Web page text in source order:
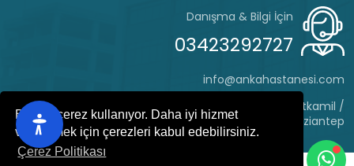
Bu site çerez kullanıyor. Daha iyi hizmet
verebilmek için çerezleri kabul edebilirsiniz.
Çerez Politikası
Danışma & Bilgi İçin
03423292727
info@ankahastanesi.com
Eyüp Sultan Mh. Hafız Tevfik Cd. No:162 Şehitkamil /
Gaziantep